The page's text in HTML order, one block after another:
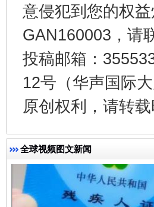
意侵犯到您的权
GAN160003，请
投稿邮箱：
12号（华声国际
原创权利，请转
全球视频图文新闻
从幼儿园到大学，有这些资
事关残疾人未来5年